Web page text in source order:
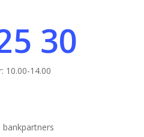
30
10.00-14.00
bankpartners